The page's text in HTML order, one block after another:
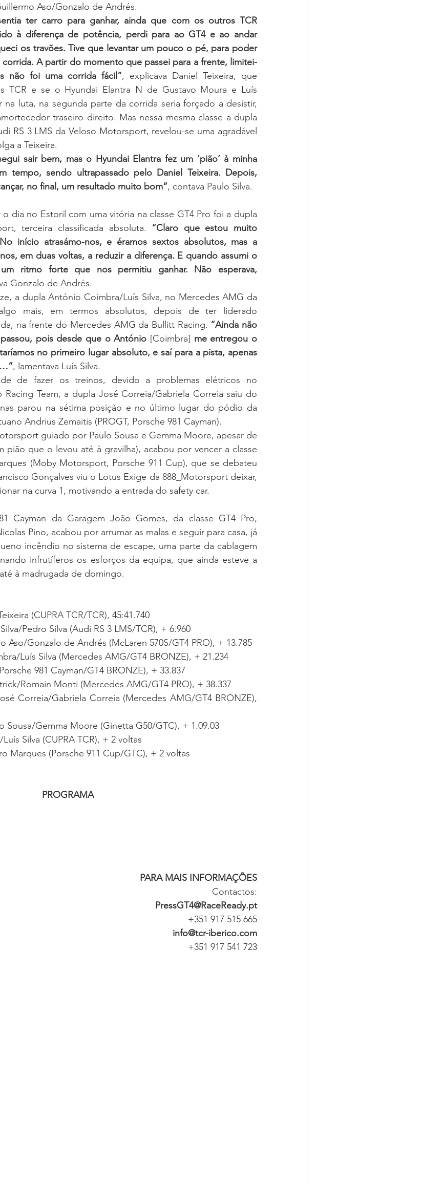
Aso/Gonzalo de Andrés.
ter carro para ganhar, ainda que com os outros TCR
à diferença de potência, perdi para ao GT4 e ao andar
os travões. Tive que levantar um pouco o pé, para poder
A partir do momento que passei para a frente, limitei-
não foi uma corrida fácil”, explicava Daniel Teixeira, que
TCR e se o Hyundai Elantra N de Gustavo Moura e Luís
na luta, na segunda parte da corrida seria forçado a desistir,
traseiro direito. Mas nessa mesma classe a dupla
RS 3 LMS da Veloso Motorsport, revelou-se uma agradável
a Teixeira.
sair bem, mas o Hyundai Elantra fez um ‘pião’ à minha
tempo, sendo ultrapassado pelo Daniel Teixeira. Depois,
no final, um resultado muito bom”, contava Paulo Silva.
dia no Estoril com uma vitória na classe GT4 Pro foi a dupla
terceira classificada absoluta. “Claro que estou muito
início atrasámo-nos, e éramos sextos absolutos, mas a
em duas voltas, a reduzir a diferença. E quando assumi o
ritmo forte que nos permitiu ganhar. Não esperava,
Gonzalo de Andrés.
a dupla António Coimbra/Luís Silva, no Mercedes AMG da
mais, em termos absolutos, depois de ter liderado
na frente do Mercedes AMG da Bullitt Racing. “Ainda não
pois desde que o António [Coimbra] me entregou o
no primeiro lugar absoluto, e saí para a pista, apenas
, lamentava Luís Silva.
de fazer os treinos, devido a problemas elétricos no
Team, a dupla José Correia/Gabriela Correia saiu do
parou na sétima posição e no último lugar do pódio da
Andrius Zemaitis (PROGT, Porsche 981 Cayman).
guiado por Paulo Sousa e Gemma Moore, apesar de
pião que o levou até à gravilha), acabou por vencer a classe
(Moby Motorsport, Porsche 911 Cup), que se debateu
Gonçalves viu o Lotus Exige da 888_Motorsport deixar,
na curva 1, motivando a entrada do safety car.
Cayman da Garagem João Gomes, da classe GT4 Pro,
Pino, acabou por arrumar as malas e seguir para casa, já
incêndio no sistema de escape, uma parte da cablagem
infrutíferos os esforços da equipa, que ainda esteve a
à madrugada de domingo.
(CUPRA TCR/TCR), 45:41.740
Pedro Silva (Audi RS 3 LMS/TCR), + 6.960
Aso/Gonzalo de Andrés (McLaren 570S/GT4 PRO), + 13.785
Luís Silva (Mercedes AMG/GT4 BRONZE), + 21.234
981 Cayman/GT4 BRONZE), + 33.837
Romain Monti (Mercedes AMG/GT4 PRO), + 38.337
Correia/Gabriela Correia (Mercedes AMG/GT4 BRONZE),
Sousa/Gemma Moore (Ginetta G50/GTC), + 1.09.03
Silva (CUPRA TCR), + 2 voltas
Marques (Porsche 911 Cup/GTC), + 2 voltas
PROGRAMA
PARA MAIS INFORMAÇÕES
Contactos:
PressGT4@RaceReady.pt
+351 917 515 665
info@tcr-iberico.com
+351 917 541 723